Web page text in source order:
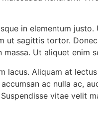
in elementum
ut sagittis tortor.
Ut aliquet enim
lacus. Aliquam at
ac nulla ac,
vitae velit